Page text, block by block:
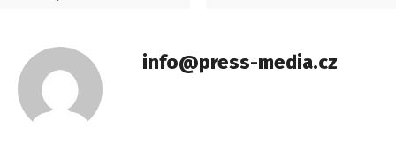
info@press-media.cz